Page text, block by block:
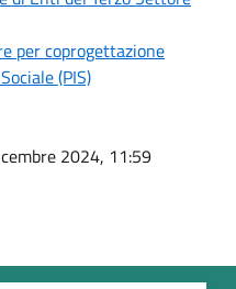
per coprogettazione
(PIS)
2024, 11:59